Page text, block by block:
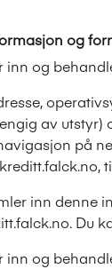
og
inn og
av utstyr)
på
inn denne
Du
inn og